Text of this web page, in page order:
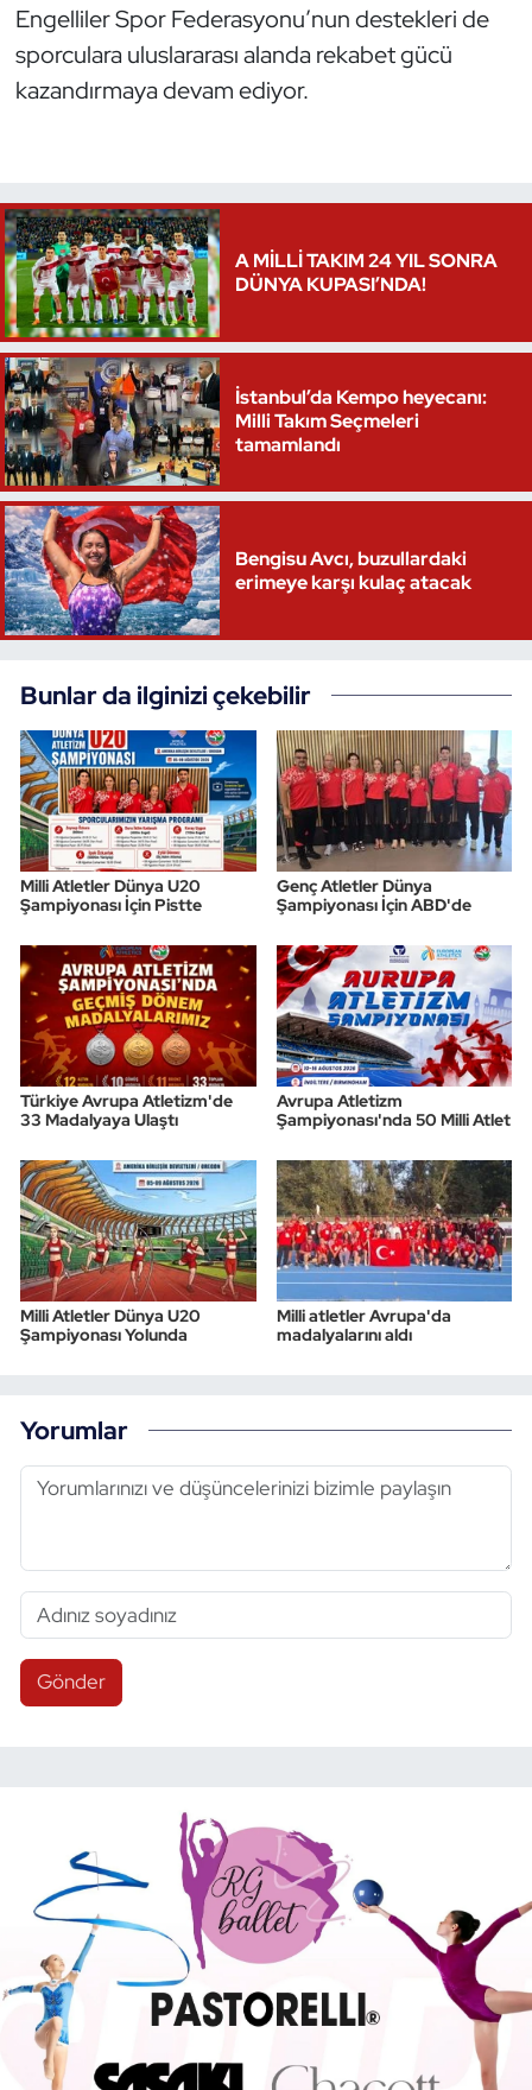
Engelliler Spor Federasyonu’nun destekleri de
sporculara uluslararası alanda rekabet gücü
kazandırmaya devam ediyor.
A MİLLİ TAKIM 24 YIL SONRA
DÜNYA KUPASI’NDA!
İstanbul’da Kempo heyecanı:
Milli Takım Seçmeleri
tamamlandı
Bengisu Avcı, buzullardaki
erimeye karşı kulaç atacak
Bunlar da ilginizi çekebilir
Milli Atletler Dünya U20
Şampiyonası İçin Pistte
Genç Atletler Dünya
Şampiyonası İçin ABD'de
Türkiye Avrupa Atletizm'de
33 Madalyaya Ulaştı
Avrupa Atletizm
Şampiyonası'nda 50 Milli Atlet
Milli Atletler Dünya U20
Şampiyonası Yolunda
Milli atletler Avrupa'da
madalyalarını aldı
Yorumlar
Gönder
Oryantiring
Özel Sporcular
Ragbi
Satranç
Su Topu
Sualtı Sporları
Tekvando
Tenis
Triatlon
Voleybol
Vücut Geliştirme Fitness
Wushu Kungfu
Yelken
Yüzme